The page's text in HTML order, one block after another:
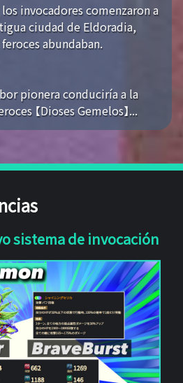
invocadores comenzaron a
ciudad de Eldoradia,
abundaban.
pionera conduciría a la
【Dioses Gemelos】...
sistema de invocación